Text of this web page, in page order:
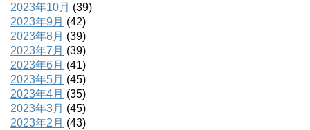
2023年10月 (39)
2023年9月 (42)
2023年8月 (39)
2023年7月 (39)
2023年6月 (41)
2023年5月 (45)
2023年4月 (35)
2023年3月 (45)
2023年2月 (43)